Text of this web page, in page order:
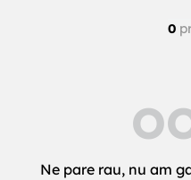
0
Ne pare rau, nu am